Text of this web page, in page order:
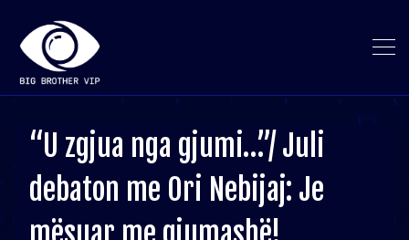
“U zgjua nga gjumi…”/ Juli
debaton me Ori Nebijaj: Je